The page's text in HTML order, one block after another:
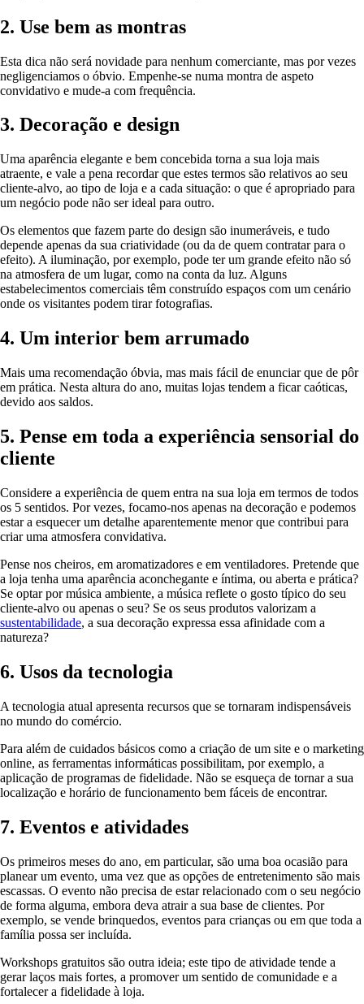
2. Use bem as montras
Esta dica não será novidade para nenhum comerciante, mas por vezes
negligenciamos o óbvio. Empenhe-se numa montra de aspeto
convidativo e mude-a com frequência.
3. Decoração e design
Uma aparência elegante e bem concebida torna a sua loja mais
atraente, e vale a pena recordar que estes termos são relativos ao seu
cliente-alvo, ao tipo de loja e a cada situação: o que é apropriado para
um negócio pode não ser ideal para outro.
Os elementos que fazem parte do design são inumeráveis, e tudo
depende apenas da sua criatividade (ou da de quem contratar para o
efeito). A iluminação, por exemplo, pode ter um grande efeito não só
na atmosfera de um lugar, como na conta da luz. Alguns
estabelecimentos comerciais têm construído espaços com um cenário
onde os visitantes podem tirar fotografias.
4. Um interior bem arrumado
Mais uma recomendação óbvia, mas mais fácil de enunciar que de pôr
em prática. Nesta altura do ano, muitas lojas tendem a ficar caóticas,
devido aos saldos.
5. Pense em toda a experiência sensorial do
cliente
Considere a experiência de quem entra na sua loja em termos de todos
os 5 sentidos. Por vezes, focamo-nos apenas na decoração e podemos
estar a esquecer um detalhe aparentemente menor que contribui para
criar uma atmosfera convidativa.
Pense nos cheiros, em aromatizadores e em ventiladores. Pretende que
a loja tenha uma aparência aconchegante e íntima, ou aberta e prática?
Se optar por música ambiente, a música reflete o gosto típico do seu
cliente-alvo ou apenas o seu? Se os seus produtos valorizam a
sustentabilidade, a sua decoração expressa essa afinidade com a
natureza?
6. Usos da tecnologia
A tecnologia atual apresenta recursos que se tornaram indispensáveis
no mundo do comércio.
Para além de cuidados básicos como a criação de um site e o marketing
online, as ferramentas informáticas possibilitam, por exemplo, a
aplicação de programas de fidelidade. Não se esqueça de tornar a sua
localização e horário de funcionamento bem fáceis de encontrar.
7. Eventos e atividades
Os primeiros meses do ano, em particular, são uma boa ocasião para
planear um evento, uma vez que as opções de entretenimento são mais
escassas. O evento não precisa de estar relacionado com o seu negócio
de forma alguma, embora deva atrair a sua base de clientes. Por
exemplo, se vende brinquedos, eventos para crianças ou em que toda a
família possa ser incluída.
Workshops gratuitos são outra ideia; este tipo de atividade tende a
gerar laços mais fortes, a promover um sentido de comunidade e a
fortalecer a fidelidade à loja.